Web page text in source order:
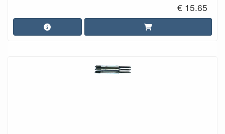
€ 15.65